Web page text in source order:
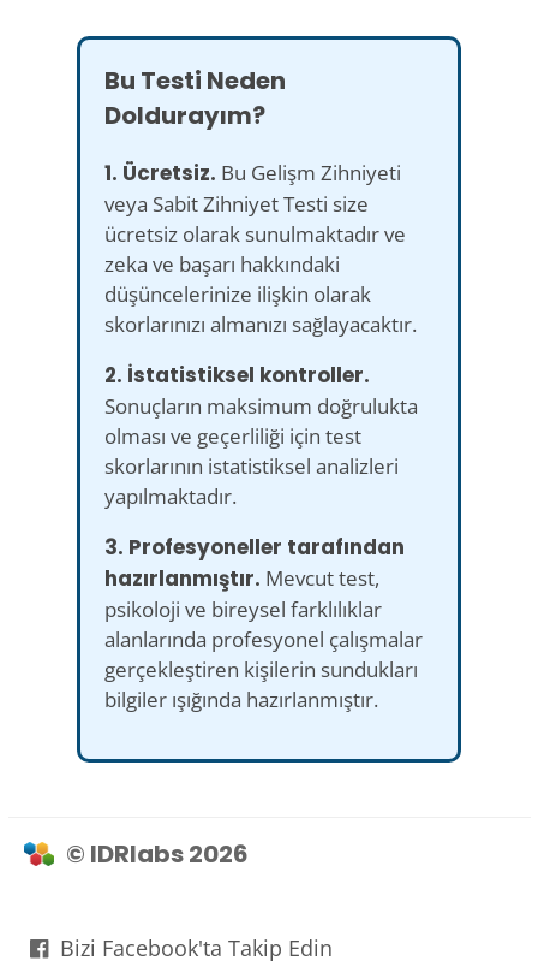
Bu Testi Neden
Doldurayım?
1. Ücretsiz. Bu Gelişm Zihniyeti
veya Sabit Zihniyet Testi size
ücretsiz olarak sunulmaktadır ve
zeka ve başarı hakkındaki
düşüncelerinize ilişkin olarak
skorlarınızı almanızı sağlayacaktır.
2. İstatistiksel kontroller.
Sonuçların maksimum doğrulukta
olması ve geçerliliği için test
skorlarının istatistiksel analizleri
yapılmaktadır.
3. Profesyoneller tarafından
hazırlanmıştır. Mevcut test,
psikoloji ve bireysel farklılıklar
alanlarında profesyonel çalışmalar
gerçekleştiren kişilerin sundukları
bilgiler ışığında hazırlanmıştır.
© IDRlabs 2026
Bizi Facebook'ta Takip Edin